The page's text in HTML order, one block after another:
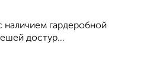
наличием гардеробной
достур...